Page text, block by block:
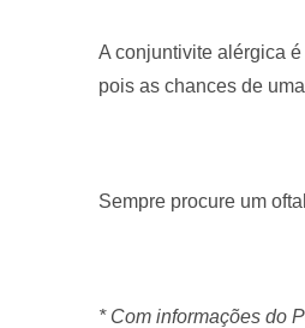
A conjuntivite alérgica
pois as chances de
Sempre procure um
* Com informações do